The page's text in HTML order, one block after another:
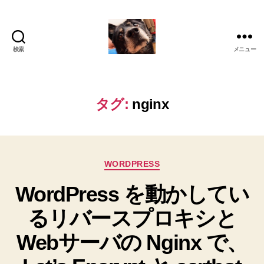
検索 メニュー
タグ: nginx
カ
ゴ
リ
ー
WORDPRESS
WordPress を動かしてい
るリバースプロキシと
Webサーバの Nginx で、